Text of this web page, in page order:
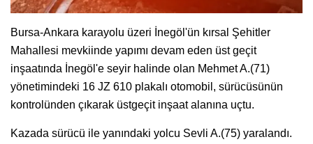
Bursa-Ankara karayolu üzeri İnegöl'ün kırsal Şehitler
Mahallesi mevkiinde yapımı devam eden üst geçit
inşaatında İnegöl'e seyir halinde olan Mehmet A.(71)
yönetimindeki 16 JZ 610 plakalı otomobil, sürücüsünün
kontrolünden çıkarak üstgeçit inşaat alanına uçtu.
Kazada sürücü ile yanındaki yolcu Sevli A.(75) yaralandı.